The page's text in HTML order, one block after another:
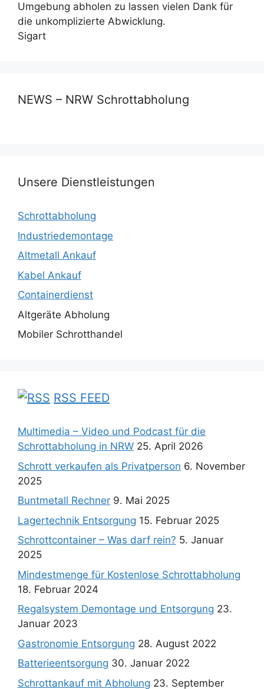
Umgebung abholen zu lassen vielen Dank für
die unkomplizierte Abwicklung.
Sigart
NEWS – NRW Schrottabholung
Unsere Dienstleistungen
Schrottabholung
Industriedemontage
Altmetall Ankauf
Kabel Ankauf
Containerdienst
Altgeräte Abholung
Mobiler Schrotthandel
RSS FEED
Multimedia – Video und Podcast für die
Schrottabholung in NRW 25. April 2026
Schrott verkaufen als Privatperson 6. November
2025
Buntmetall Rechner 9. Mai 2025
Lagertechnik Entsorgung 15. Februar 2025
Schrottcontainer – Was darf rein? 5. Januar
2025
Mindestmenge für Kostenlose Schrottabholung
18. Februar 2024
Regalsystem Demontage und Entsorgung 23.
Januar 2023
Gastronomie Entsorgung 28. August 2022
Batterieentsorgung 30. Januar 2022
Schrottankauf mit Abholung 23. September